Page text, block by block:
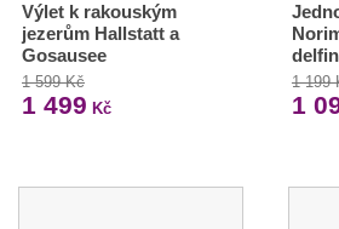
Výlet k rakouským
jezerům Hallstatt a
Gosausee
1 599 Kč
1 499 Kč
1 199
1